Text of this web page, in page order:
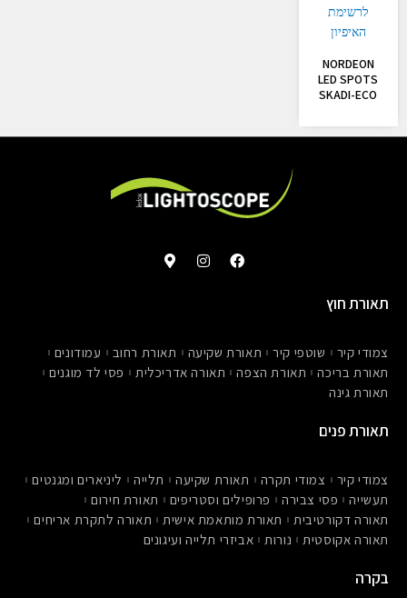
לרשימת
האיפיון
NORDEON
LED SPOTS
SKADI-ECO
F
a
k
I
n
a
m
M
a
k
e
תאורת חוץ
צמודי קיר שוטפי קיר תאורת שקיעה תאורת רחוב
עמודונים
תאורת בריכה
תאורת הצפה תאורה אדריכלית
פסי לד מוגנים
תאורת גינה
תאורת פנים
צמודי קיר צמודי תקרה תאורת שקיעה תלייה
ליניארים ומגנטים
תעשייה
פסי צבירה פרופילים וסטריפים
תאורת חירום
תאורה דקורטיבית
תאורת מותאמת אישית
תאורה לתקרת אריחים
תאורה אקוסטית
נורות אביזרי תלייה ועיגונים
בקרה